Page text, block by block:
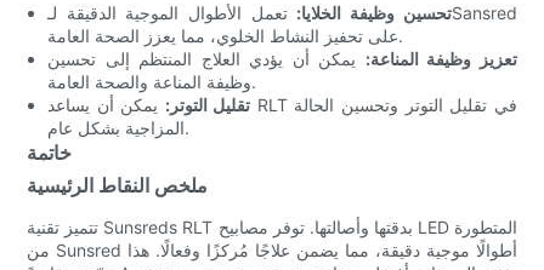
تحسين وظيفة الخلايا: تعمل الأطوال الموجية الدقيقة لـSansred
على تحفيز النشاط الخلوي، مما يعزز الصحة العامة.
تعزيز وظيفة المناعة: يمكن أن يؤدي العلاج المنتظم إلى تحسين
وظيفة المناعة والصحة العامة.
تقليل التوتر: يمكن أن يساعد RLT في تقليل التوتر وتحسين الحالة
المزاجية بشكل عام.
خاتمة
ملخص النقاط الرئيسية
تتميز تقنية Sunsreds RLT بدقتها وأصالتها. توفر مصابيح LED المتطورة
من Sunsred أطوالًا موجية دقيقة، مما يضمن علاجًا مُركزًا وفعالًا. هذا